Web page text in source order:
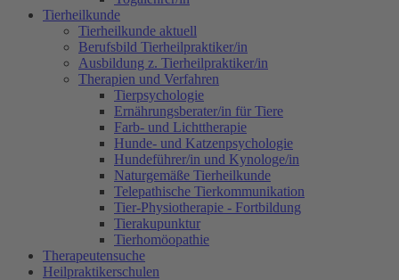
Tierheilkunde
Tierheilkunde aktuell
Berufsbild Tierheilpraktiker/in
Ausbildung z. Tierheilpraktiker/in
Therapien und Verfahren
Tierpsychologie
Ernährungsberater/in für Tiere
Farb- und Lichttherapie
Hunde- und Katzenpsychologie
Hundeführer/in und Kynologe/in
Naturgemäße Tierheilkunde
Telepathische Tierkommunikation
Tier-Physiotherapie - Fortbildung
Tierakupunktur
Tierhomöopathie
Therapeutensuche
Heilpraktikerschulen